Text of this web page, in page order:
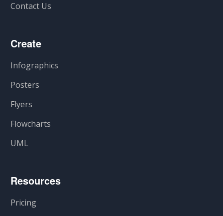
Contact Us
Create
Infographics
Posters
Flyers
Flowcharts
UML
Resources
Pricing